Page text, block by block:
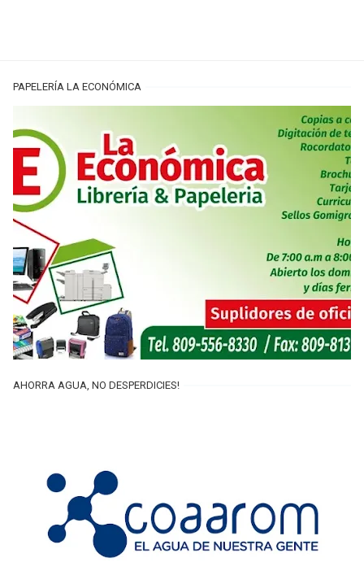
PAPELERÍA LA ECONÓMICA
AHORRA AGUA, NO DESPERDICIES!